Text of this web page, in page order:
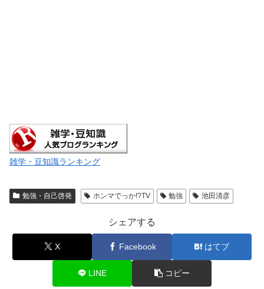
雑学・豆知識ランキング
勉強・自己啓発 ホンマでっか!?TV 勉強 池田清彦
シェアする
X Facebook はてブ
LINE コピー